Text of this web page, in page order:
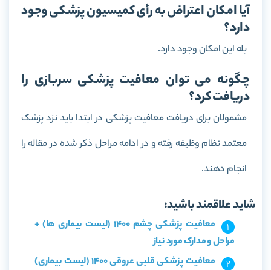
آیا امکان اعتراض به رأی کمیسیون پزشکی وجود
دارد؟
بله این امکان وجود دارد.
چگونه می توان معافیت پزشکی سربازی را
دریافت کرد؟
مشمولان برای دریافت معافیت پزشکی در ابتدا باید نزد پزشک
معتمد نظام وظیفه رفته و در ادامه مراحل ذکر شده در مقاله را
انجام دهند.
شاید علاقمند باشید:
معافیت پزشکی چشم 1400 (لیست بیماری ها) +
مراحل و مدارک مورد نیاز
معافیت پزشکی قلبی عروقی 1400 (لیست بیماری)